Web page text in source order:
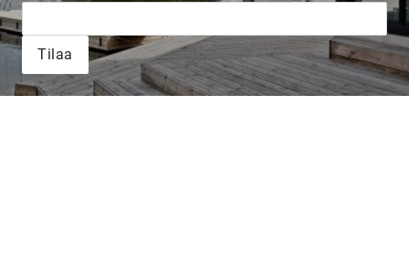
Tilaa